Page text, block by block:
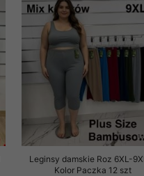
Leginsy damskie Roz 6XL-
Kolor Paczka 12 szt